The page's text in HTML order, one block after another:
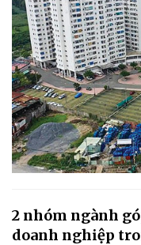
2 nhóm ngành
doanh nghiệp